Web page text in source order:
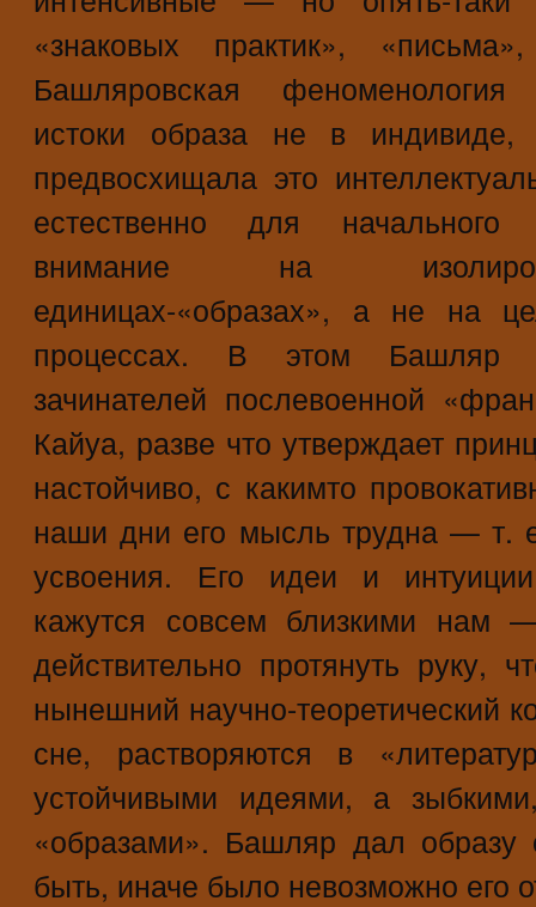
«знаковых практик», «письма»,
Башляровская
истоки образа не в
предвосхищала это
естественно для начального
внимание на
единицах-«образах», а не на
процессах. В этом Башляр
зачинателей послевоенной
Кайуа, разве что утверждает
настойчиво, с какимто
наши дни его мысль трудна — т.
усвоения. Его идеи и
кажутся совсем близкими нам
действительно протянуть руку,
нынешний научно-теоретический
сне, растворяются в
устойчивыми идеями, а
«образами». Башляр дал
быть, иначе было невозможно его